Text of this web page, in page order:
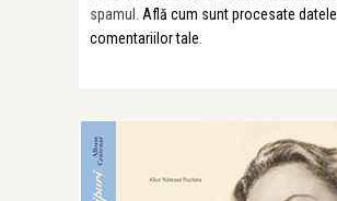
spamul. Află cum sunt procesate datele
comentariilor tale